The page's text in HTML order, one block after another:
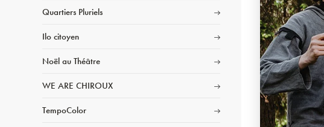
Quartiers Pluriels
Ilo citoyen
Noël au Théâtre
WE ARE CHIROUX
TempoColor